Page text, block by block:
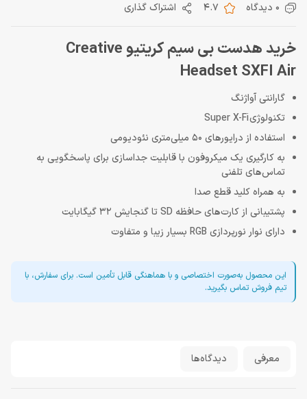
0 دیدگاه 4.7 اشتراک گذاری
خرید هدست بی سیم کریتیو Creative
Headset SXFI Air
گارانتی آواژنگ
تکنولوژی Super X-Fi
استفاده از درایورهای 50 میلی‌متری نئودیومی
به کارگیری یک میکروفون با قابلیت جداسازی برای پاسخگویی به
تماس‌های تلفنی
به همراه کلید قطع صدا
پشتیبانی از کارت‌های حافظه SD تا گنجایش 32 گیگابایت
دارای نوار نورپردازی RGB بسیار زیبا و متفاوت
این محصول به‌صورت اختصاصی و با هماهنگی قابل تأمین است. برای سفارش، با
تیم فروش تماس بگیرید.
معرفی دیدگاه‌ها